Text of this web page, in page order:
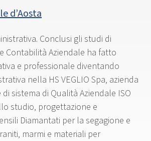
d’Aosta
Conclusi gli studi di
Contabilità Aziendale ha fatto
e professionale diventando
nella HS VEGLIO Spa, azienda
sistema di Qualità Aziendale ISO
studio, progettazione e
Diamantati per la segagione e
marmi e materiali per